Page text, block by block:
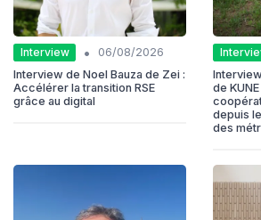
Interview •
06/08/2026
Interview de Noel Bauza de Zei :
Accélérer la transition RSE
grâce au digital
de
depuis
des